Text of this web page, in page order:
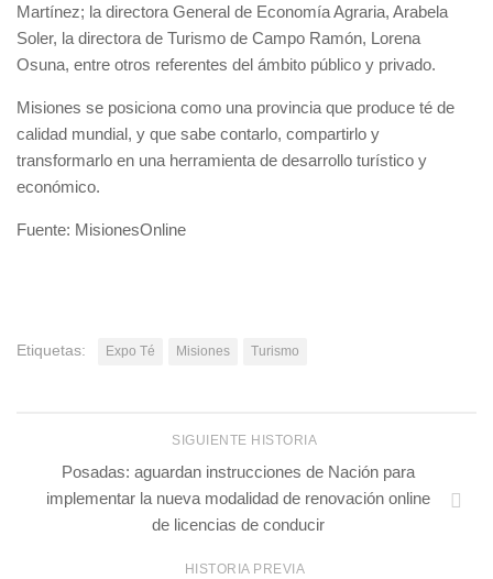
Martínez; la directora General de Economía Agraria, Arabela
Soler, la directora de Turismo de Campo Ramón, Lorena
Osuna, entre otros referentes del ámbito público y privado.
Misiones se posiciona como una provincia que produce té de
calidad mundial, y que sabe contarlo, compartirlo y
transformarlo en una herramienta de desarrollo turístico y
económico.
Fuente: MisionesOnline
Etiquetas: Expo Té Misiones Turismo
SIGUIENTE HISTORIA
Posadas: aguardan instrucciones de Nación para
implementar la nueva modalidad de renovación online
de licencias de conducir
HISTORIA PREVIA